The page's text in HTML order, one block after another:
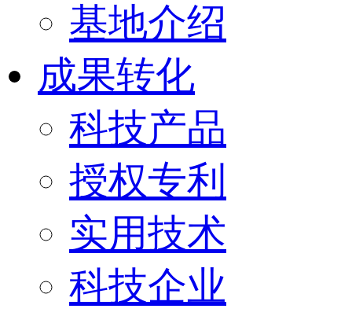
基地介绍
成果转化
科技产品
授权专利
实用技术
科技企业